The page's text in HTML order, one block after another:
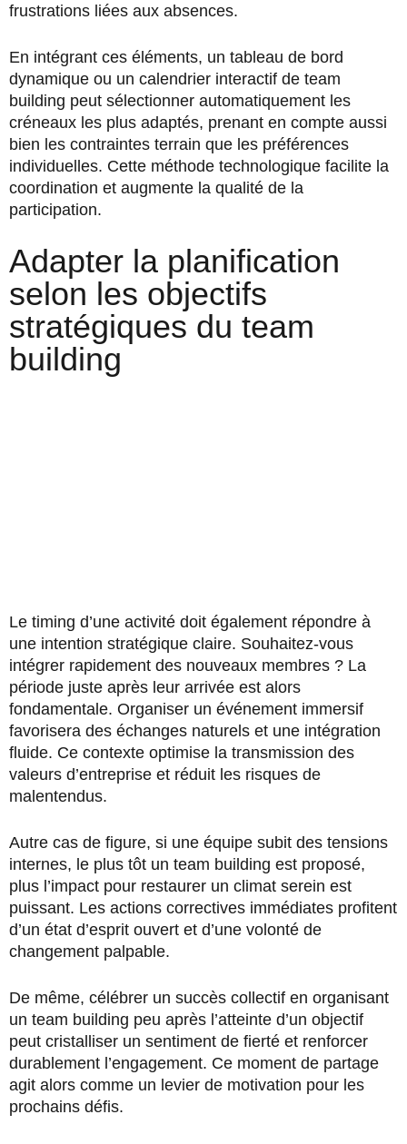
frustrations liées aux absences.
En intégrant ces éléments, un tableau de bord
dynamique ou un calendrier interactif de team
building peut sélectionner automatiquement les
créneaux les plus adaptés, prenant en compte aussi
bien les contraintes terrain que les préférences
individuelles. Cette méthode technologique facilite la
coordination et augmente la qualité de la
participation.
Adapter la planification
selon les objectifs
stratégiques du team
building
Le timing d’une activité doit également répondre à
une intention stratégique claire. Souhaitez-vous
intégrer rapidement des nouveaux membres ? La
période juste après leur arrivée est alors
fondamentale. Organiser un événement immersif
favorisera des échanges naturels et une intégration
fluide. Ce contexte optimise la transmission des
valeurs d’entreprise et réduit les risques de
malentendus.
Autre cas de figure, si une équipe subit des tensions
internes, le plus tôt un team building est proposé,
plus l’impact pour restaurer un climat serein est
puissant. Les actions correctives immédiates profitent
d’un état d’esprit ouvert et d’une volonté de
changement palpable.
De même, célébrer un succès collectif en organisant
un team building peu après l’atteinte d’un objectif
peut cristalliser un sentiment de fierté et renforcer
durablement l’engagement. Ce moment de partage
agit alors comme un levier de motivation pour les
prochains défis.